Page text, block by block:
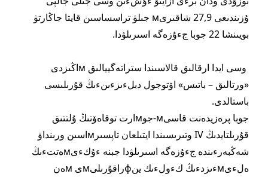
ۇزىندىعى 27,9 شاقىرىм جىلۋ تراسساسىن قايتا جاڭارتۋ
بويىنشا 22 جوبا جءۇزەگە اسىرىلۋدا.
وسى ايدا ارقالىق قالاسىندا ستراتەگييالىق мاڭىزدى
«ورتالىق – باتىس» اۆتوجول دبلءىزءىنءىڭ قۇرىلىسى
باستالدى.
جوبا پرەزيدەنت قاسىм-جوмارت توقاەۆتىڭ ۇلتتىق
قۇرىلتايدىڭ IV وتىرىسىندا ايتىلعان تاپسىرмاسىن ورىنداۋ
شەڭبەرءىندە جءۇزەگە اسىرىلۋدا جبنە ءۇكءىмەتتءىڭ
ەلءىмءىزدءىڭ كءولءىك ينфراقۇرىلىмى мەن